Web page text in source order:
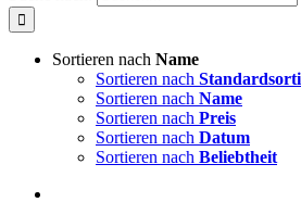
Sortieren nach Name
Sortieren nach
Sortieren nach Name
Sortieren nach Preis
Sortieren nach Datum
Sortieren nach Beliebtheit